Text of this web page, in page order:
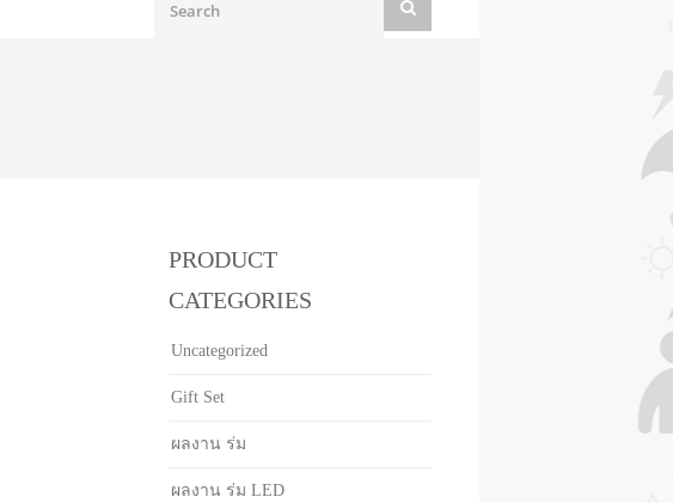
PRODUCT
CATEGORIES
Uncategorized
Gift Set
ผลงาน ร่ม
ผลงาน ร่ม LED